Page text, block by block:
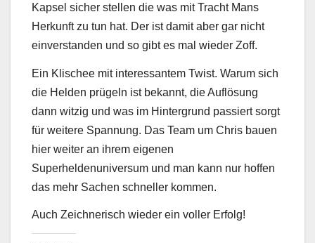
Kapsel sicher stellen die was mit Tracht Mans
Herkunft zu tun hat. Der ist damit aber gar nicht
einverstanden und so gibt es mal wieder Zoff.
Ein Klischee mit interessantem Twist. Warum sich
die Helden prügeln ist bekannt, die Auflösung
dann witzig und was im Hintergrund passiert sorgt
für weitere Spannung. Das Team um Chris bauen
hier weiter an ihrem eigenen
Superheldenuniversum und man kann nur hoffen
das mehr Sachen schneller kommen.
Auch Zeichnerisch wieder ein voller Erfolg!